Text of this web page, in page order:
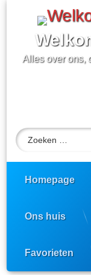
Alles over ons,
Homepage
Ons huis
Favorieten